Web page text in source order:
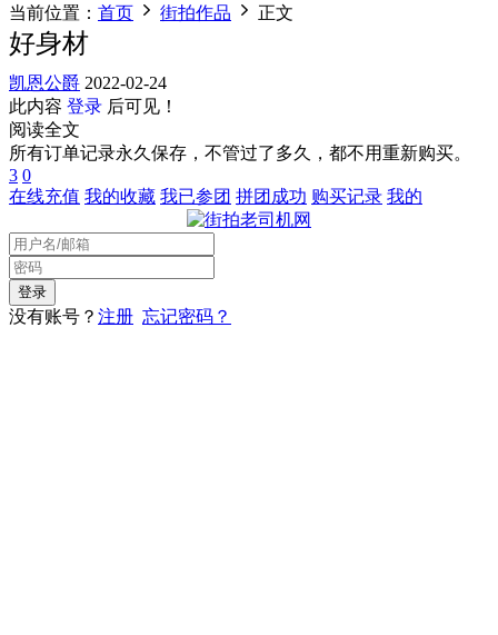
当前位置： 首页 街拍作品 正文
好身材
凯恩公爵 2022-02-24
此内容 登录 后可见！
阅读全文
所有订单记录永久保存，不管过了多久，都不用重新购买。
3 0
在线充值 我的收藏 我已参团 拼团成功 购买记录 我的
没有账号？ 注册 忘记密码？